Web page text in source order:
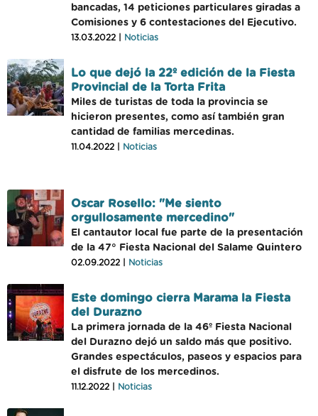
bancadas, 14 peticiones particulares giradas a
Comisiones y 6 contestaciones del Ejecutivo.
13.03.2022 | Noticias
Lo que dejó la 22º edición de la Fiesta
Provincial de la Torta Frita
Miles de turistas de toda la provincia se
hicieron presentes, como así también gran
cantidad de familias mercedinas.
11.04.2022 | Noticias
Oscar Rosello: "Me siento
orgullosamente mercedino"
El cantautor local fue parte de la presentación
de la 47° Fiesta Nacional del Salame Quintero
02.09.2022 | Noticias
Este domingo cierra Marama la Fiesta
del Durazno
La primera jornada de la 46º Fiesta Nacional
del Durazno dejó un saldo más que positivo.
Grandes espectáculos, paseos y espacios para
el disfrute de los mercedinos.
11.12.2022 | Noticias